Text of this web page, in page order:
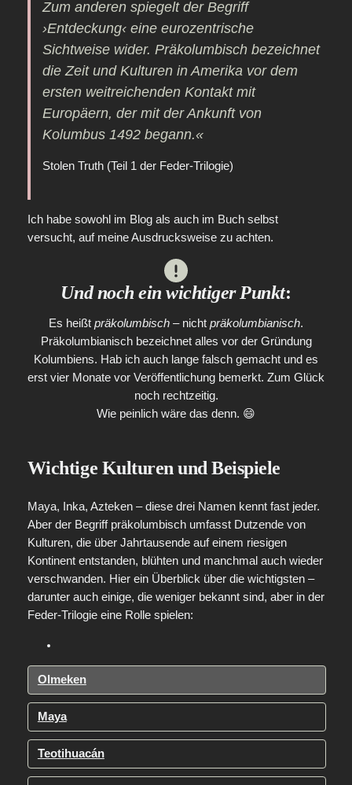
Zum anderen spiegelt der Begriff
›Entdeckung‹ eine eurozentrische
Sichtweise wider. Präkolumbisch bezeichnet
die Zeit und Kulturen in Amerika vor dem
ersten weitreichenden Kontakt mit
Europäern, der mit der Ankunft von
Kolumbus 1492 begann.«
Stolen Truth (Teil 1 der Feder-Trilogie)
Ich habe sowohl im Blog als auch im Buch selbst
versucht, auf meine Ausdrucksweise zu achten.
Und noch ein wichtiger Punkt:
Es heißt präkolumbisch – nicht präkolumbianisch.
Präkolumbianisch bezeichnet alles vor der Gründung
Kolumbiens. Hab ich auch lange falsch gemacht und es
erst vier Monate vor Veröffentlichung bemerkt. Zum Glück
noch rechtzeitig.
Wie peinlich wäre das denn. 😄
Wichtige Kulturen und Beispiele
Maya, Inka, Azteken – diese drei Namen kennt fast jeder.
Aber der Begriff präkolumbisch umfasst Dutzende von
Kulturen, die über Jahrtausende auf einem riesigen
Kontinent entstanden, blühten und manchmal auch wieder
verschwanden. Hier ein Überblick über die wichtigsten –
darunter auch einige, die weniger bekannt sind, aber in der
Feder-Trilogie eine Rolle spielen:
Olmeken
Maya
Teotihuacán